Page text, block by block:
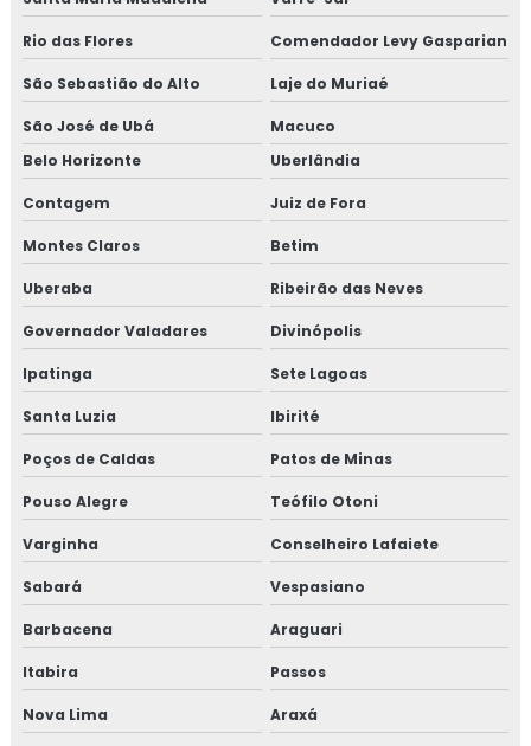
Rio das Flores Comendador Levy Gasparian
São Sebastião do Alto Laje do Muriaé
São José de Ubá
Macuco
Belo Horizonte
Uberlândia
Contagem Juiz de Fora
Montes Claros Betim
Uberaba Ribeirão das Neves
Governador Valadares Divinópolis
Ipatinga Sete Lagoas
Santa Luzia Ibirité
Poços de Caldas Patos de Minas
Pouso Alegre Teófilo Otoni
Varginha Conselheiro Lafaiete
Sabará Vespasiano
Barbacena Araguari
Itabira Passos
Nova Lima Araxá